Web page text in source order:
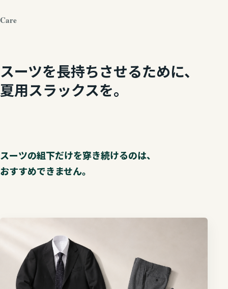
Care
スーツを長持ちさせるために、
夏用スラックスを。
スーツの組下だけを穿き続けるのは、
おすすめできません。